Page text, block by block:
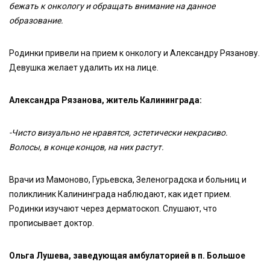
бежать к онкологу и обращать внимание на данное
образование.
Родинки привели на прием к онкологу и Александру Рязанову.
Девушка желает удалить их на лице.
Александра Рязанова, житель Калининграда:
-Чисто визуально не нравятся, эстетически некрасиво.
Волосы, в конце концов, на них растут.
Врачи из Мамоново, Гурьевска, Зеленоградска и больниц и
поликлиник Калининграда наблюдают, как идет прием.
Родинки изучают через дерматоскоп. Слушают, что
прописывает доктор.
Ольга Лушева, заведующая амбулаторией в п. Большое